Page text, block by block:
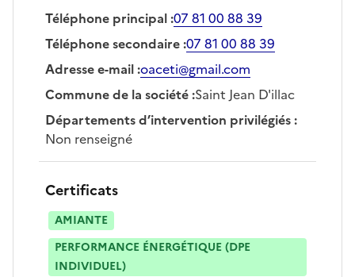
Téléphone principal:07 81 00 88 39
Téléphone secondaire:07 81 00 88 39
Adresse e-mail:oaceti@gmail.com
Commune de la société:Saint Jean D'illac
Départements d’intervention privilégiés:
Non renseigné
Certificats
AMIANTE
PERFORMANCE ÉNERGÉTIQUE (DPE
INDIVIDUEL)